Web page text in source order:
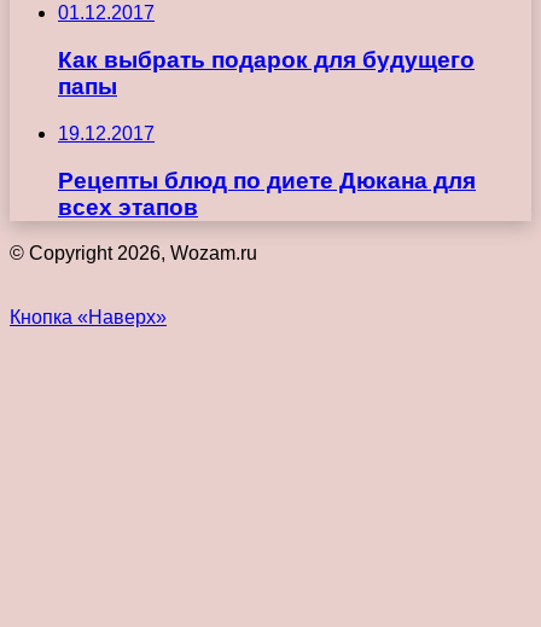
01.12.2017
Как выбрать подарок для будущего
папы
19.12.2017
Рецепты блюд по диете Дюкана для
всех этапов
© Copyright 2026, Wozam.ru
Кнопка «Наверх»